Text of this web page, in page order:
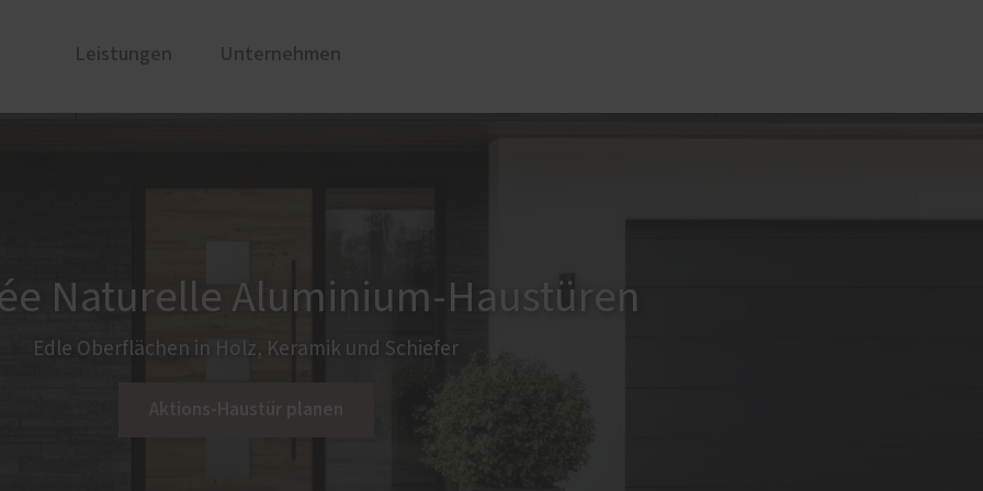
Leistungen
Holz und Holz-Aluminium
Falt-Schiebe-Türen
Unternehmen
Naturelle Aluminium-Haustüren
Edle Oberflächen in Holz, Keramik und Schiefer